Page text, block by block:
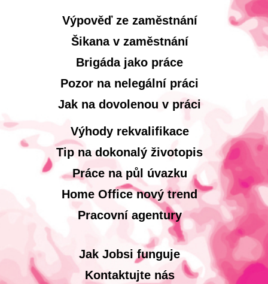
Výpověď ze zaměstnání
Šikana v zaměstnání
Brigáda jako práce
Pozor na nelegální práci
Jak na dovolenou v práci
Výhody rekvalifikace
Tip na dokonalý životopis
Práce na půl úvazku
Home Office nový trend
Pracovní agentury
Jak Jobsi funguje
Kontaktujte nás